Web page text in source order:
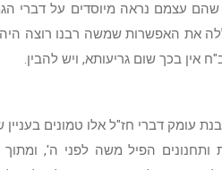
עצמם נראה מיוסדים על דברי
את האפשרות שמשה רבנו רוצה היה
אין בכך שום גריעותא, ויש להבין.
עומק דברי חז"ל אלו טמונים בעניין
הפיל משה לפני ה', ומתוך